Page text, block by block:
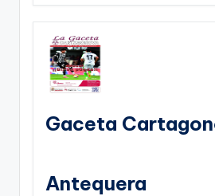
Gaceta
Antequera